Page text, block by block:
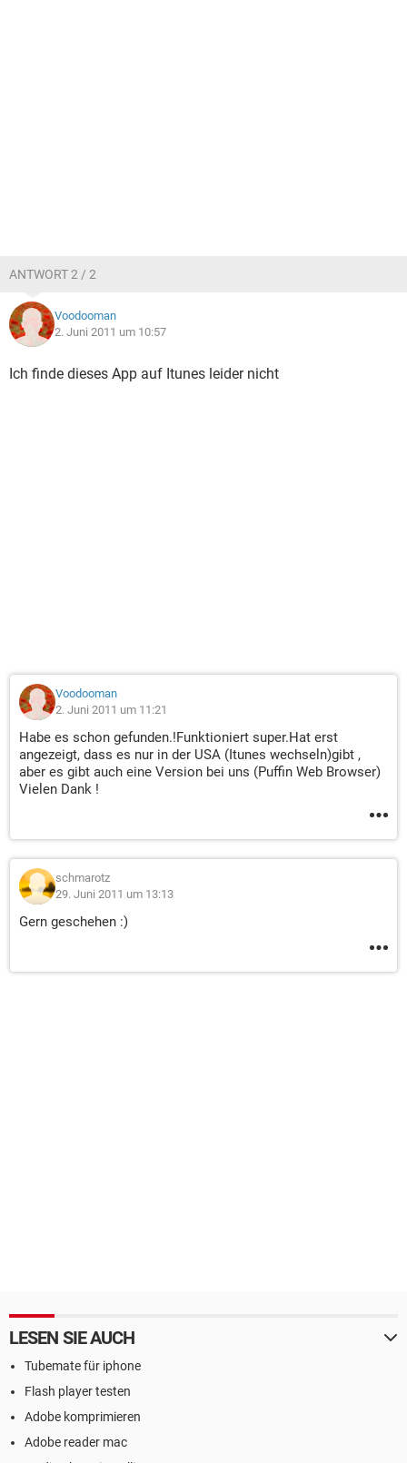
ANTWORT 2 / 2
Voodooman
2. Juni 2011 um 10:57
Ich finde dieses App auf Itunes leider nicht
Voodooman
2. Juni 2011 um 11:21
Habe es schon gefunden.!Funktioniert super.Hat erst
angezeigt, dass es nur in der USA (Itunes wechseln)gibt ,
aber es gibt auch eine Version bei uns (Puffin Web Browser)
Vielen Dank !
schmarotz
29. Juni 2011 um 13:13
Gern geschehen :)
LESEN SIE AUCH
Tubemate für iphone
Flash player testen
Adobe komprimieren
Adobe reader mac